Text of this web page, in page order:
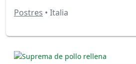
Postres • Italia